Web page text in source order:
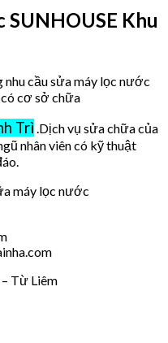
Khu
cầu sửa máy lọc nước
cơ sở chữa
Trì .Dịch vụ sửa chữa của
nhân viên có kỹ thuật
máy lọc nước
Từ Liêm